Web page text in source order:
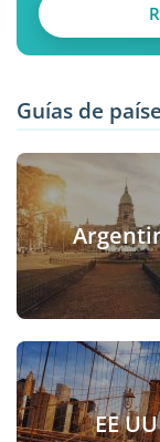
Guías de
EE UU